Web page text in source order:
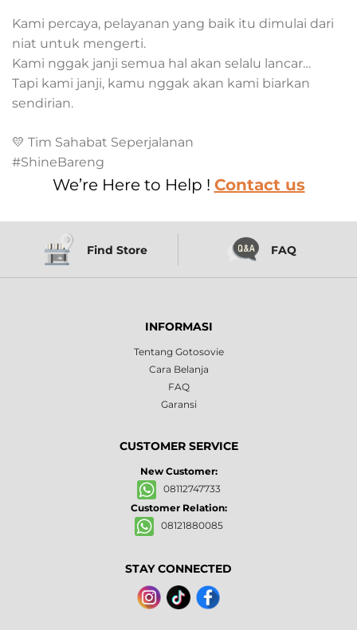
Kami percaya, pelayanan yang baik itu dimulai dari
niat untuk mengerti.
Kami nggak janji semua hal akan selalu lancar…
Tapi kami janji, kamu nggak akan kami biarkan
sendirian.
💛 Tim Sahabat Seperjalanan
#ShineBareng
We’re Here to Help ! Contact us
Find Store FAQ
INFORMASI
Tentang Gotosovie
Cara Belanja
FAQ
Garansi
CUSTOMER SERVICE
New Customer:
08112747733
Customer Relation:
08121880085
STAY CONNECTED